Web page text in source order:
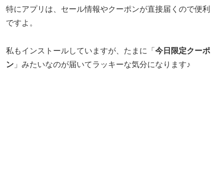
特にアプリは、セール情報やクーポンが直接届くので便利
ですよ。
私もインストールしていますが、たまに「 今日限定クーポ
ン 」みたいなのが届いてラッキーな気分になります♪